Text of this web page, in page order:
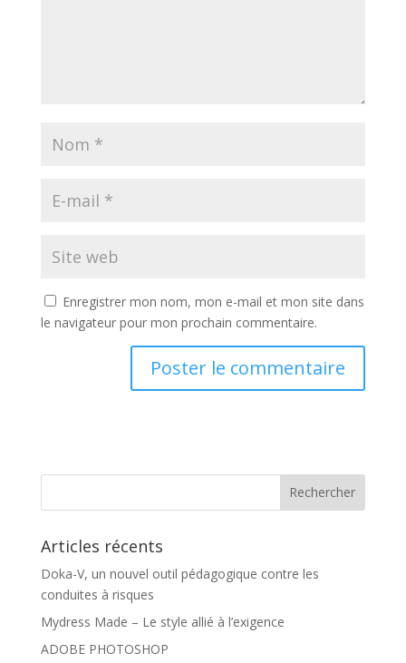
Enregistrer mon nom, mon e-mail et mon site dans
le navigateur pour mon prochain commentaire.
Articles récents
Doka-V, un nouvel outil pédagogique contre les
conduites à risques
Mydress Made – Le style allié à l’exigence
ADOBE PHOTOSHOP